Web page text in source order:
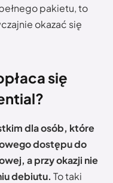
pakietu, to
okazać się
się
dla osób, które
dostępu do
a przy okazji nie
debiutu. To taki